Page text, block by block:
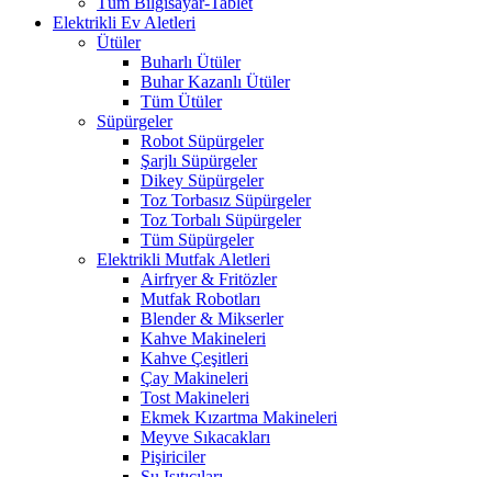
Elektrikli Ev Aletleri
Ütüler
Buharlı Ütüler
Buhar Kazanlı Ütüler
Tüm Ütüler
Süpürgeler
Robot Süpürgeler
Şarjlı Süpürgeler
Dikey Süpürgeler
Toz Torbasız Süpürgeler
Toz Torbalı Süpürgeler
Tüm Süpürgeler
Elektrikli Mutfak Aletleri
Airfryer & Fritözler
Mutfak Robotları
Blender & Mikserler
Kahve Makineleri
Kahve Çeşitleri
Çay Makineleri
Tost Makineleri
Ekmek Kızartma Makineleri
Meyve Sıkacakları
Pişiriciler